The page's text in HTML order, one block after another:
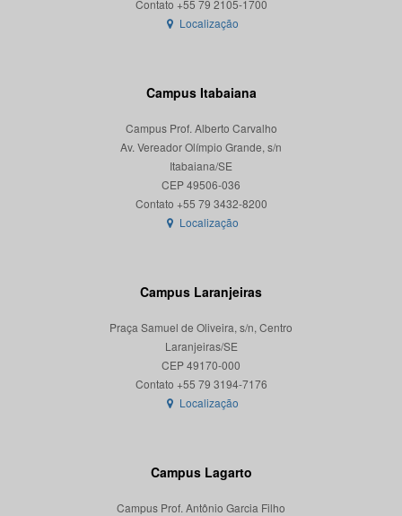
Localização
Campus Itabaiana
Campus Prof. Alberto Carvalho
Av. Vereador Olímpio Grande, s/n
Itabaiana/SE
CEP 49506-036
Localização
Campus Laranjeiras
Praça Samuel de Oliveira, s/n, Centro
Laranjeiras/SE
CEP 49170-000
Localização
Campus Lagarto
Campus Prof. Antônio Garcia Filho